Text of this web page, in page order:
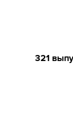
321